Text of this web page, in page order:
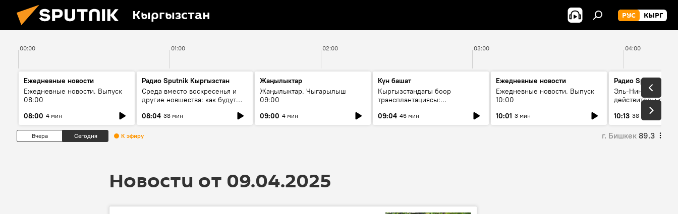
Кыргызстан РУС КЫРГ
00:00 01:00 02:00 03:00 04:00
Ежедневные новости
Ежедневные новости. Выпуск
08:00
08:00 4 мин
Радио Sputnik Кыргызстан
Среда вместо воскресенья и
другие новшества: как будут
08:04 38 мин
Жаңылыктар
Жаңылыктар. Чыгарылыш
09:00
09:00 4 мин
Күн башат
Кыргызстандагы боор
трансплантациясы:
келечеги
09:04 46 мин
Ежедневные новости
Ежедневные новости. Выпуск
10:00
10:01 3 мин
Радио Sputnik
Эль-Ниньо, жара и
действительно
погоду в
10:13 38 мин
Вчера Сегодня К эфиру г. Бишкек 89.3
Новости от 09.04.2025